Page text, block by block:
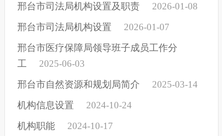
邢台市司法局机构设置及职责
2026-01-08
邢台市司法局机构设置
2026-01-07
邢台市医疗保障局领导班子成员工作分
工
2025-06-03
邢台市自然资源和规划局简介
2025-03-14
机构信息设置
2024-10-24
机构职能
2024-10-17